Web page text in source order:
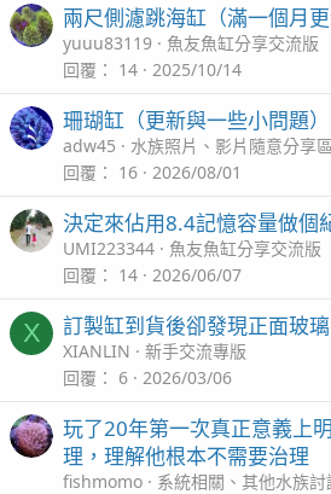
YA~終於有濾鏡了...
兩尺側濾跳海缸（滿一個月更
yuuu83119
魚友魚缸分享交流版
回覆
14 2025/10/14
珊瑚缸（更新與一些小問題）
adw45
水族照片、影片隨意分享區
回覆
16 2026/08/01
決定來佔用8.4記憶容量做個
UMI223344
魚友魚缸分享交流版
回覆
14 2026/06/07
X 訂製缸到貨後卻發現正面玻
XIANLIN
新手交流專版
回覆
6 2026/03/06
玩了20年第一次真正意義上
理，理解他根本不需要治理
fishmomo
系統相關、其他水族討